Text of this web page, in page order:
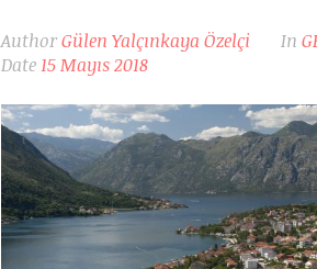
AuthorGülen Yalçınkaya Özelçi In
Date15 Mayıs 2018